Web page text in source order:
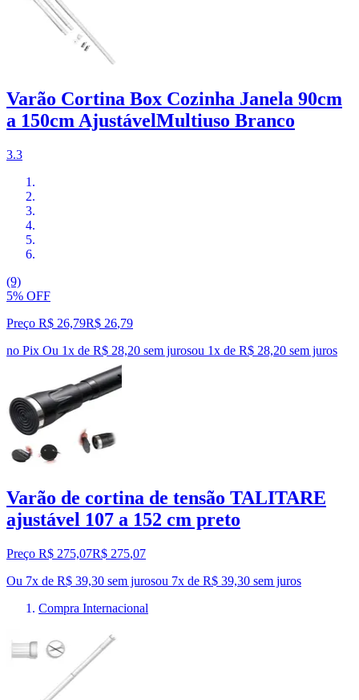
Varão Cortina Box Cozinha Janela 90cm
a 150cm AjustávelMultiuso Branco
3.3
(9)
5% OFF
Preço R$ 26,79R$ 26,79
no Pix Ou 1x de R$ 28,20 sem jurosou 1x de R$ 28,20 sem juros
Varão de cortina de tensão TALITARE
ajustável 107 a 152 cm preto
Preço R$ 275,07R$ 275,07
Ou 7x de R$ 39,30 sem jurosou 7x de R$ 39,30 sem juros
Compra Internacional